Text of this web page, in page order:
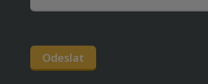
Odeslat